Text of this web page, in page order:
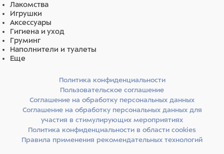
Лакомства
Игрушки
Аксессуары
Гигиена и уход
Груминг
Наполнители и туалеты
Еще
Политика конфиденциальности
Пользовательское соглашение
Соглашение на обработку персональных данных
Соглашение на обработку персональных данных для
участия в стимулирующих мероприятиях
Политика конфиденциальности в области cookies
Правила применения рекомендательных технологий